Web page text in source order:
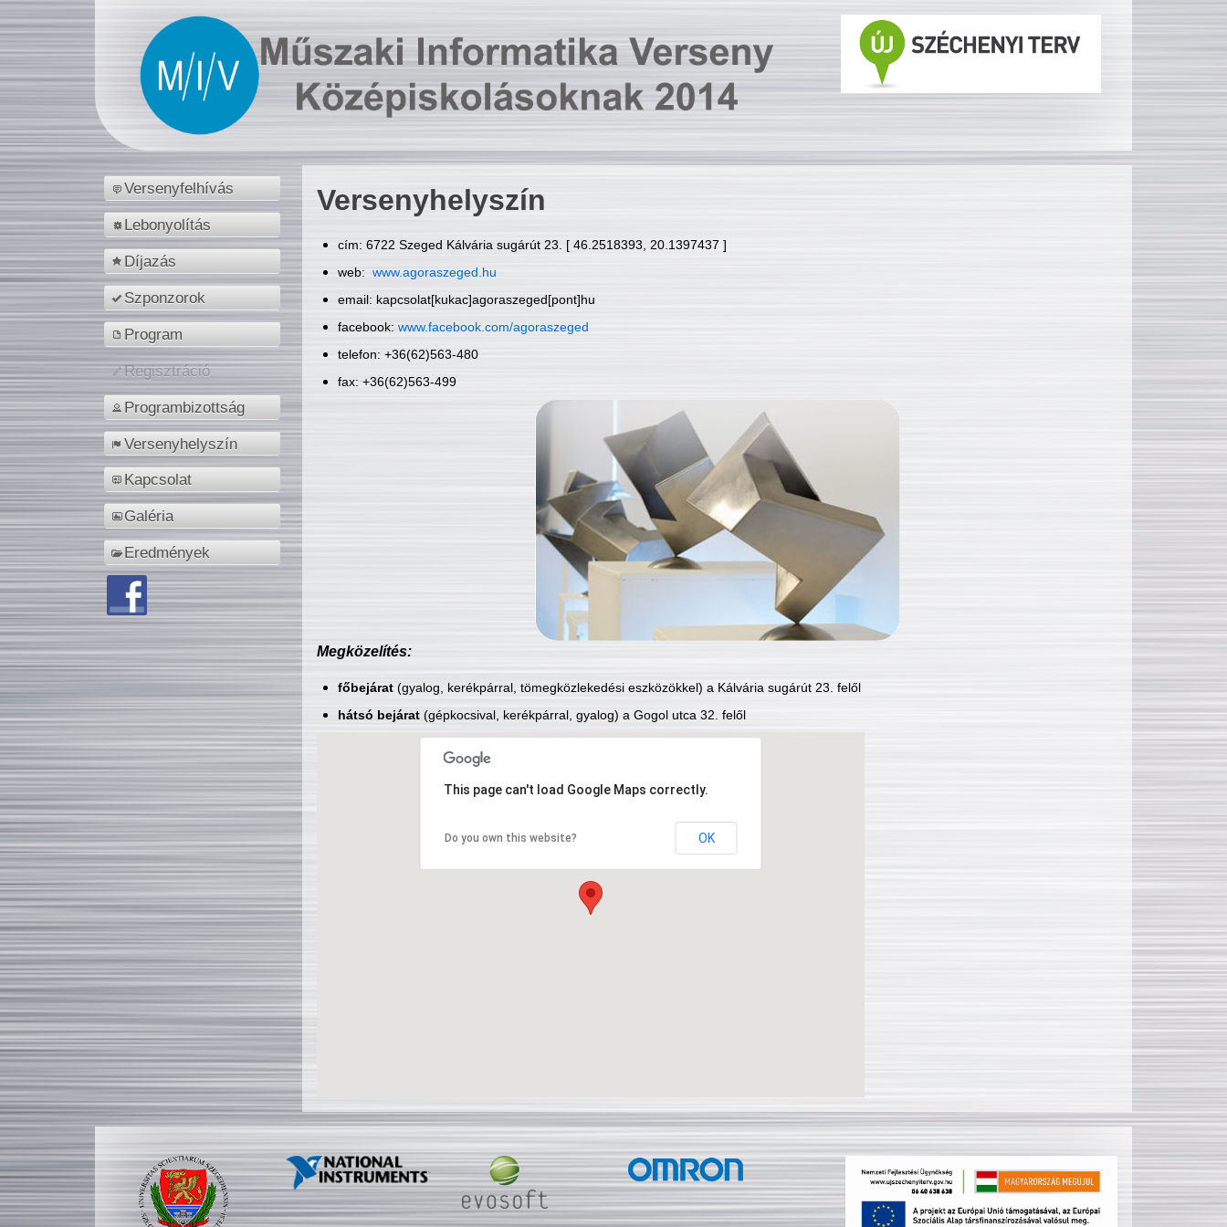
Versenyfelhívás
Lebonyolítás
Díjazás
Szponzorok
Program
Regisztráció
Programbizottság
Versenyhelyszín
Kapcsolat
Galéria
Eredmények
Versenyhelyszín
cím: 6722 Szeged Kálvária sugárút 23. [ 46.2518393, 20.1397437 ]
web: www.agoraszeged.hu
email: kapcsolat[kukac]agoraszeged[pont]hu
facebook: www.facebook.com/agoraszeged
telefon: +36(62)563-480
fax: +36(62)563-499
Megközelítés:
főbejárat(gyalog, kerékpárral, tömegközlekedési eszközökkel) a Kálvária sugárút 23. felől
hátsó bejárat(gépkocsival, kerékpárral, gyalog) a Gogol utca 32. felől
This page can't load Google Maps correctly.
Do you own this website? OK